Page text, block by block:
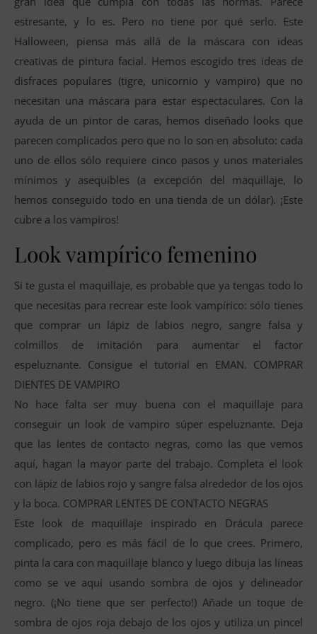
estresante, y lo es. Pero no tiene por qué serlo. Este
Halloween, piensa más allá de la máscara con ideas
creativas de pintura facial. Hemos escogido tres ideas de
disfraces populares (tigre, unicornio y vampiro) que no
necesitan una máscara para estar espectaculares. Con la
ayuda de un pintor de caras, hemos diseñado looks que
parecen complicados pero que no lo son en absoluto: cada
uno de ellos sólo requiere cinco pasos y unos materiales
mínimos y asequibles (a excepción del maquillaje, lo
hemos conseguido todo en una tienda de un dólar). ¡Este
cubre a los vampiros!
Look vampírico femenino
Si te gusta el maquillaje, es probable que ya tengas todo lo
que necesitas para recrear este look vampírico: sólo tienes
que comprar un lápiz de labios negro, sangre falsa y
colmillos de imitación para aumentar el factor
espeluznante. Consigue el tutorial en EMAN. COMPRAR
DIENTES DE VAMPIRO
No hace falta ser muy buena con el maquillaje para
conseguir un look de vampiro súper espeluznante. Deja
que las lentes de contacto negras, como las que vemos
aquí, hagan la mayor parte del trabajo. Completa el look
con lápiz de labios rojo y sangre falsa alrededor de los ojos
y la boca. COMPRAR LENTES DE CONTACTO NEGRAS
Este look de maquillaje inspirado en Drácula parece
complicado, pero es más fácil de lo que crees. Primero,
pinta la cara con maquillaje blanco y luego dibuja las líneas
como se ve aquí usando sombra de ojos y delineador
negro. (¡No tiene que ser perfecto!) Añade un toque de
sombra de ojos roja debajo de los ojos y utiliza un pincel